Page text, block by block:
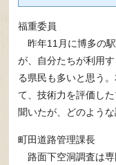
福重委員
昨年11月に博多の
が、自分たちが利用
る県民も多いと思う
て、技術力を評価し
聞いたが、どのよう
町田道路管理課長
路面下空洞調査は専